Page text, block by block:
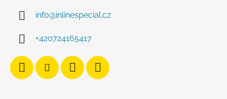
info@inlinespecial.cz
+420724165417